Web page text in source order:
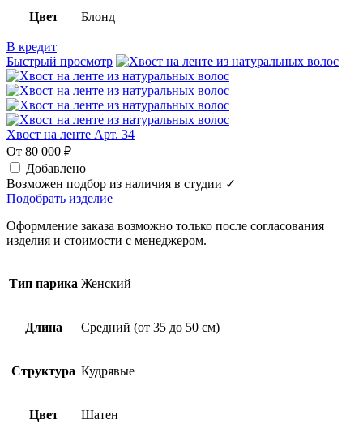
Цвет Блонд
В кредит
Быстрый просмотр
Хвост на ленте Арт. 34
От 80 000 ₽
Добавлено
Возможен подбор из наличия в студии ✓
Подобрать изделие
Оформление заказа возможно только после согласования
изделия и стоимости с менеджером.
Тип парика Женский
Длина Средний (от 35 до 50 см)
Структура Кудрявые
Цвет Шатен